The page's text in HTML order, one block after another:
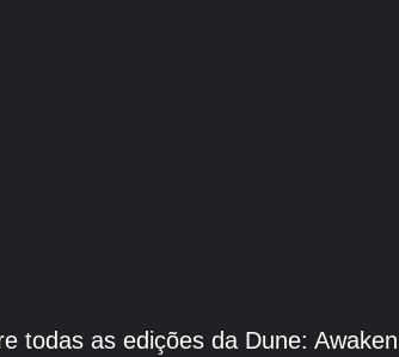
todas as edições da Dune: